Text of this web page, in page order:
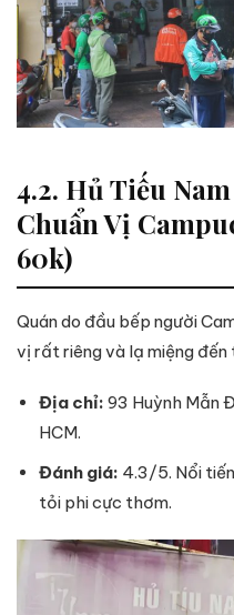
4.2. Hủ Tiếu
Chuẩn Vị
60k)
Quán do đầu bếp người
vị rất riêng và lạ miệng
Địa chỉ: 93 Huỳnh Mẫn
HCM.
Đánh giá: 4.3/5. Nổi
tỏi phi cực thơm.